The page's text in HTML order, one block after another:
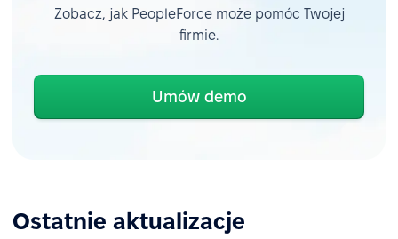
Zobacz, jak PeopleForce może pomóc Twojej
firmie.
Umów demo
Ostatnie aktualizacje